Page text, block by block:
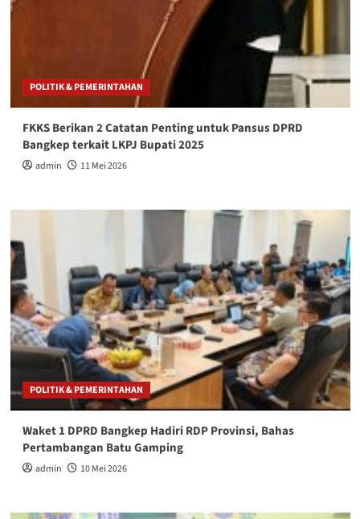
POLITIK & PEMERINTAHAN
FKKS Berikan 2 Catatan Penting untuk Pansus DPRD
Bangkep terkait LKPJ Bupati 2025
admin 11 Mei 2026
POLITIK & PEMERINTAHAN
Waket 1 DPRD Bangkep Hadiri RDP Provinsi, Bahas
Pertambangan Batu Gamping
admin 10 Mei 2026